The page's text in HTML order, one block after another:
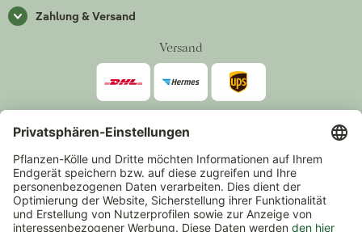
Zahlung & Versand
Versand
Zahlarten
*Alle Preise inkl. gesetzlicher Mehrwertsteuer zzgl.Versand
Mindestbestellwert 14,90 €, ausgenommen sind Gutscheine und